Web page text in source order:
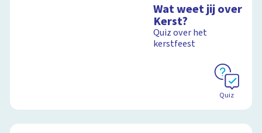
Wat weet jij over
Kerst?
Quiz over het
kerstfeest
Quiz